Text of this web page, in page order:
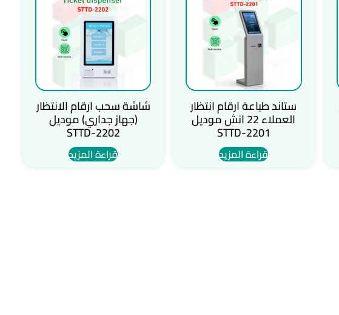
ستاند طباعة ارقام انتظار
العملاء 22 انش موديل
STTD-2201
قراءة المزيد
شاشة سحب ارقام الانتظار
(جهاز جداري) موديل
STTD-2202
قراءة المزيد